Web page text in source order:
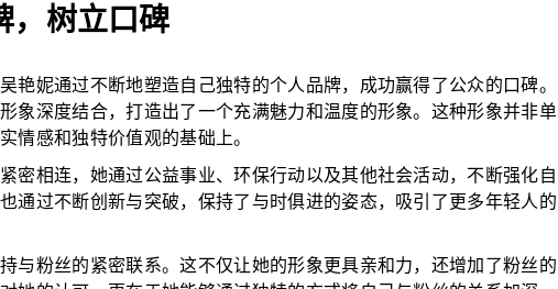
，树立口碑
艳妮通过不断地塑造自己独特的个人品牌，成功赢得了公众的口碑。
象深度结合，打造出了一个充满魅力和温度的形象。这种形象并非单
情感和独特价值观的基础上。
密相连，她通过公益事业、环保行动以及其他社会活动，不断强化自
通过不断创新与突破，保持了与时俱进的姿态，吸引了更多年轻人的
与粉丝的紧密联系。这不仅让她的形象更具亲和力，还增加了粉丝的